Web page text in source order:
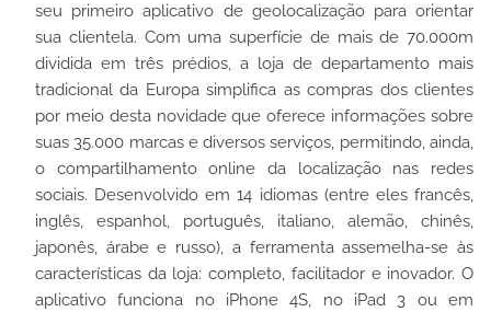
seu primeiro aplicativo de geolocalização para orientar
sua clientela. Com uma superfície de mais de 70.000m
dividida em três prédios, a loja de departamento mais
tradicional da Europa simplifica as compras dos clientes
por meio desta novidade que oferece informações sobre
suas 35.000 marcas e diversos serviços, permitindo, ainda,
o compartilhamento online da localização nas redes
sociais. Desenvolvido em 14 idiomas (entre eles francês,
inglês, espanhol, português, italiano, alemão, chinês,
japonês, árabe e russo), a ferramenta assemelha-se às
características da loja: completo, facilitador e inovador. O
aplicativo funciona no iPhone 4S, no iPad 3 ou em